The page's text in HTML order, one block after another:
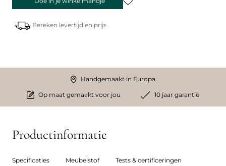
Bereken levertijd en prijs
Handgemaakt in Europa
Op maat gemaakt voor jou 10 jaar garantie
Productinformatie
Specificaties Meubelstof Tests & certificeringen